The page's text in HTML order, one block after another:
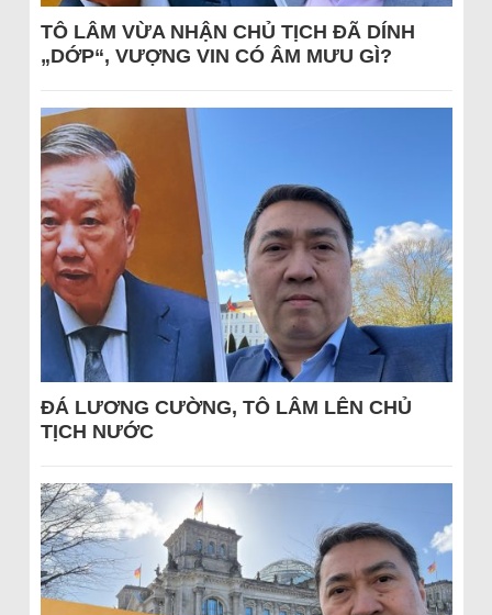
TÔ LÂM VỪA NHẬN CHỦ TỊCH ĐÃ DÍNH
„DỚP“, VƯỢNG VIN CÓ ÂM MƯU GÌ?
ĐÁ LƯƠNG CƯỜNG, TÔ LÂM LÊN CHỦ
TỊCH NƯỚC